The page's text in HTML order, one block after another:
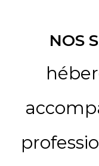
NOS